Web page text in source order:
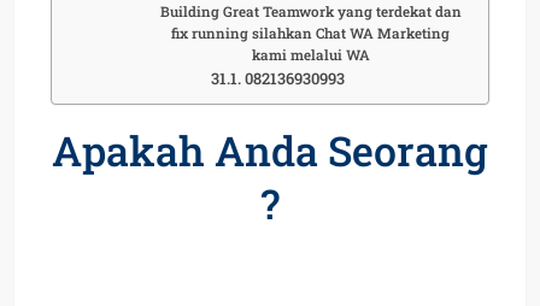
Building Great Teamwork yang terdekat dan
fix running silahkan Chat WA Marketing
kami melalui WA
082136930993
Apakah Anda Seorang
?